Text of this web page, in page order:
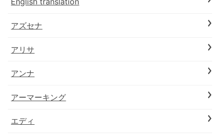
アズセナ
アリサ
アンナ
アーマーキング
エディ